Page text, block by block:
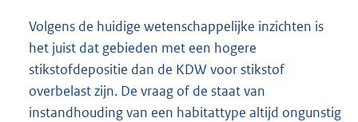
Volgens de huidige wetenschappelijke inzichten is
het juist dat gebieden met een hogere
stikstofdepositie dan de KDW voor stikstof
overbelast zijn. De vraag of de staat van
instandhouding van een habitattype altijd ongunstig